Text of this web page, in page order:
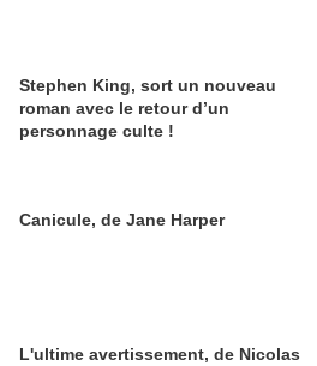
Stephen King, sort un nouveau
roman avec le retour d’un
personnage culte !
Canicule, de Jane Harper
L'ultime avertissement, de Nicolas